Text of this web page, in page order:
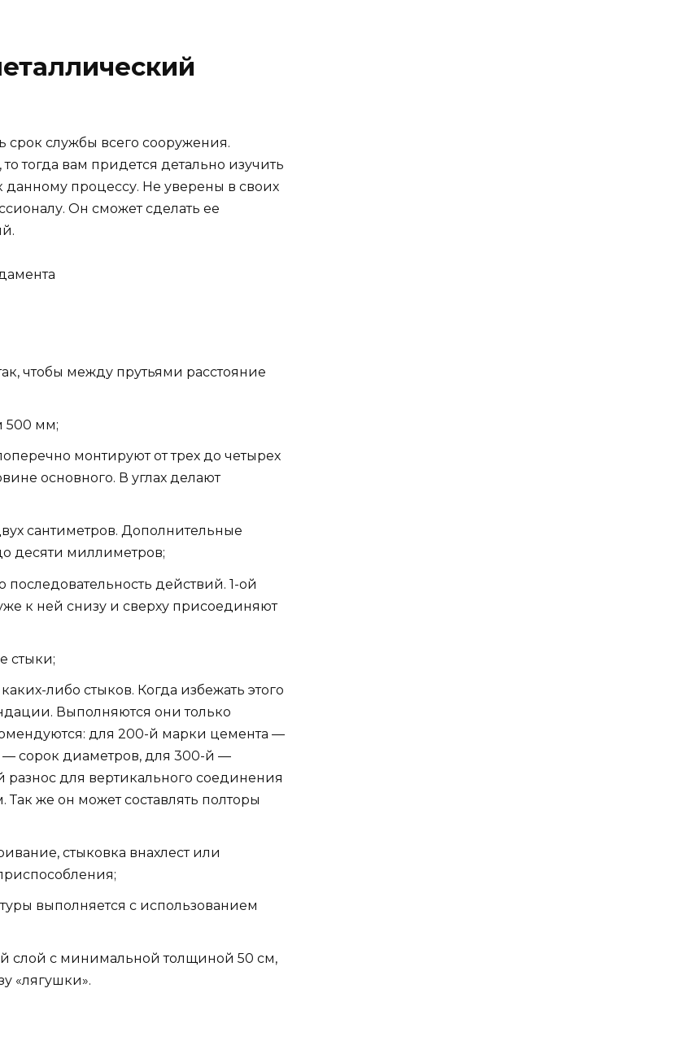
срок службы всего сооружения.
тогда вам придется детально изучить
данному процессу. Не уверены в своих
Он сможет сделать ее
чтобы между прутьями расстояние
500 мм;
монтируют от трех до четырех
основного. В углах делают
сантиметров. Дополнительные
десяти миллиметров;
действий. 1-ой
к ней снизу и сверху присоединяют
стыки;
либо стыков. Когда избежать этого
Выполняются они только
для 200-й марки цемента —
— сорок диаметров, для 300-й —
для вертикального соединения
же он может составлять полторы
стыковка внахлест или
выполняется с использованием
слой с минимальной толщиной 50 см,
«лягушки».